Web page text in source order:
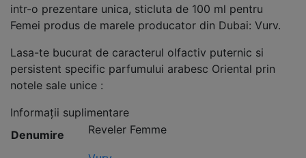
intr-o prezentare unica, sticluta de 100 ml pentru
Femei produs de marele producator din Dubai: Vurv.
Lasa-te bucurat de caracterul olfactiv puternic si
persistent specific parfumului arabesc Oriental prin
notele sale unice :
Informații suplimentare
Denumire
Reveler Femme